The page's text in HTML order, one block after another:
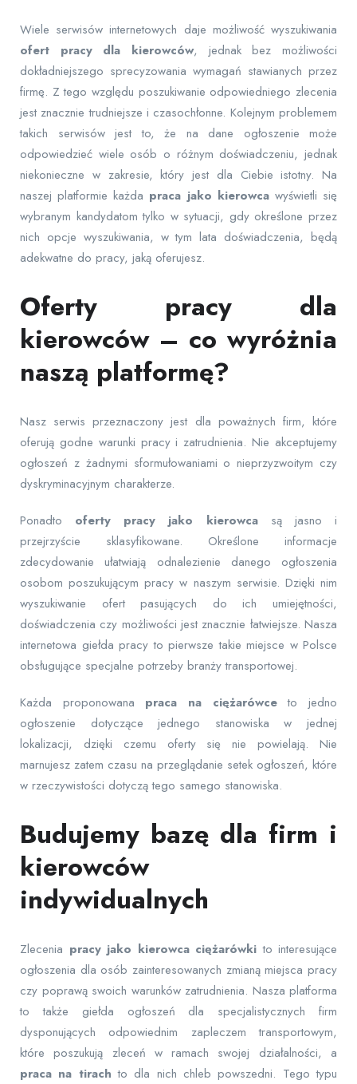
Wiele serwisów internetowych daje możliwość wyszukiwania
ofert pracy dla kierowców, jednak bez możliwości
dokładniejszego sprecyzowania wymagań stawianych przez
firmę. Z tego względu poszukiwanie odpowiedniego zlecenia
jest znacznie trudniejsze i czasochłonne. Kolejnym problemem
takich serwisów jest to, że na dane ogłoszenie może
odpowiedzieć wiele osób o różnym doświadczeniu, jednak
niekonieczne w zakresie, który jest dla Ciebie istotny. Na
naszej platformie każda praca jako kierowca wyświetli się
wybranym kandydatom tylko w sytuacji, gdy określone przez
nich opcje wyszukiwania, w tym lata doświadczenia, będą
adekwatne do pracy, jaką oferujesz.
Oferty pracy dla
kierowców – co wyróżnia
naszą platformę?
Nasz serwis przeznaczony jest dla poważnych firm, które
oferują godne warunki pracy i zatrudnienia. Nie akceptujemy
ogłoszeń z żadnymi sformułowaniami o nieprzyzwoitym czy
dyskryminacyjnym charakterze.
Ponadto oferty pracy jako kierowcasą jasno i
przejrzyście sklasyfikowane. Określone informacje
zdecydowanie ułatwiają odnalezienie danego ogłoszenia
osobom poszukującym pracy w naszym serwisie. Dzięki nim
wyszukiwanie ofert pasujących do ich umiejętności,
doświadczenia czy możliwości jest znacznie łatwiejsze. Nasza
internetowa giełda pracy to pierwsze takie miejsce w Polsce
obsługujące specjalne potrzeby branży transportowej.
Każda proponowana praca na ciężarówceto jedno
ogłoszenie dotyczące jednego stanowiska w jednej
lokalizacji, dzięki czemu oferty się nie powielają. Nie
marnujesz zatem czasu na przeglądanie setek ogłoszeń, które
w rzeczywistości dotyczą tego samego stanowiska.
Budujemy bazę dla firm i
kierowców
indywidualnych
Zlecenia pracy jako kierowca ciężarówkito interesujące
ogłoszenia dla osób zainteresowanych zmianą miejsca pracy
czy poprawą swoich warunków zatrudnienia. Nasza platforma
to także giełda ogłoszeń dla specjalistycznych firm
dysponujących odpowiednim zapleczem transportowym,
które poszukują zleceń w ramach swojej działalności, a
praca na tirach to dla nich chleb powszedni. Tego typu